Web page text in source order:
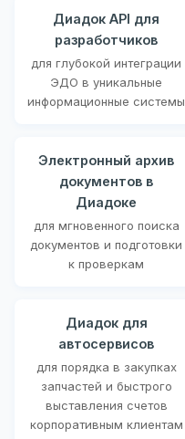
Диадок API для
разработчиков
для глубокой интеграции
ЭДО в уникальные
информационные системы
Электронный архив
документов в
Диадоке
для мгновенного поиска
документов и подготовки
к проверкам
Диадок для
автосервисов
для порядка в закупках
запчастей и быстрого
выставления счетов
корпоративным клиентам